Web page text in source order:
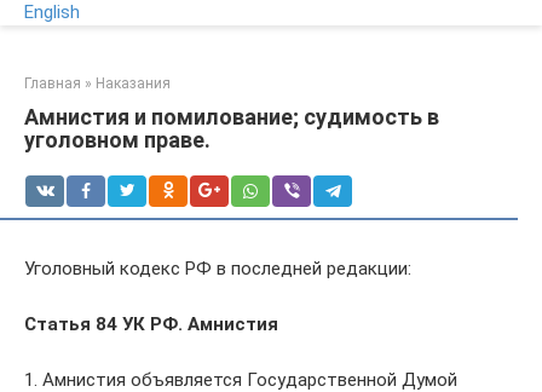
English
Главная » Наказания
Амнистия и помилование; судимость в
уголовном праве.
Уголовный кодекс РФ в последней редакции:
Статья 84 УК РФ. Амнистия
1. Амнистия объявляется Государственной Думой